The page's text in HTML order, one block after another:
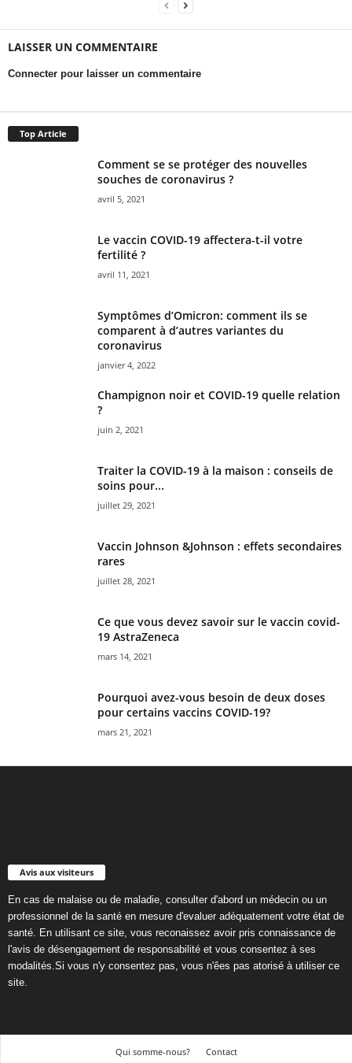
LAISSER UN COMMENTAIRE
Connecter pour laisser un commentaire
Top Article
Comment se se protéger des nouvelles
souches de coronavirus ?
avril 5, 2021
Le vaccin COVID-19 affectera-t-il votre
fertilité ?
avril 11, 2021
Symptômes d’Omicron: comment ils se
comparent à d’autres variantes du
coronavirus
janvier 4, 2022
Champignon noir et COVID-19 quelle relation
?
juin 2, 2021
Traiter la COVID-19 à la maison : conseils de
soins pour...
juillet 29, 2021
Vaccin Johnson &Johnson : effets secondaires
rares
juillet 28, 2021
Ce que vous devez savoir sur le vaccin covid-
19 AstraZeneca
mars 14, 2021
Pourquoi avez-vous besoin de deux doses
pour certains vaccins COVID-19?
mars 21, 2021
Avis aux visiteurs
En cas de malaise ou de maladie, consulter d'abord un médecin ou un
professionnel de la santé en mesure d'evaluer adéquatement votre état de
santé. En utilisant ce site, vous reconaissez avoir pris connaissance de
l'avis de désengagement de responsabilité et vous consentez à ses
modalités.Si vous n'y consentez pas, vous n'êes pas atorisé à utiliser ce
site.
Qui somme-nous? Contact